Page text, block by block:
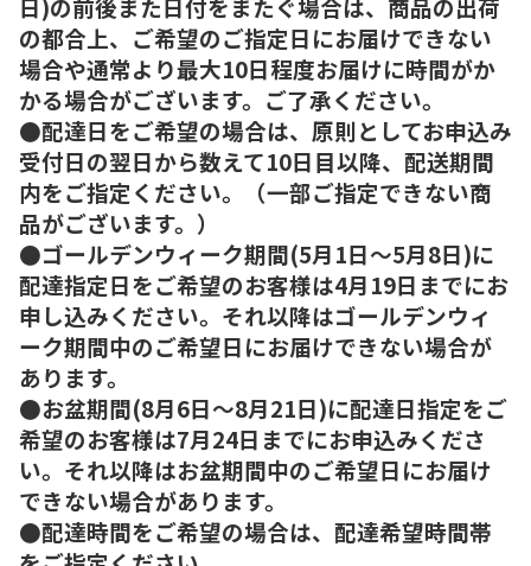
日)の前後また日付をまたぐ場合は、商品の出荷
の都合上、ご希望のご指定日にお届けできない
場合や通常より最大10日程度お届けに時間がか
かる場合がございます。ご了承ください。
●配達日をご希望の場合は、原則としてお申込み
受付日の翌日から数えて10日目以降、配送期間
内をご指定ください。（一部ご指定できない商
品がございます。）
●ゴールデンウィーク期間(5月1日～5月8日)に
配達指定日をご希望のお客様は4月19日までにお
申し込みください。それ以降はゴールデンウィ
ーク期間中のご希望日にお届けできない場合が
あります。
●お盆期間(8月6日～8月21日)に配達日指定をご
希望のお客様は7月24日までにお申込みくださ
い。それ以降はお盆期間中のご希望日にお届け
できない場合があります。
●配達時間をご希望の場合は、配達希望時間帯